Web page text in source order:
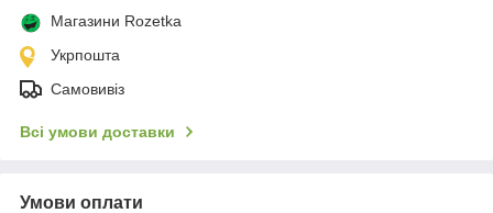
Магазини Rozetka
Укрпошта
Самовивіз
Всі умови доставки
Умови оплати